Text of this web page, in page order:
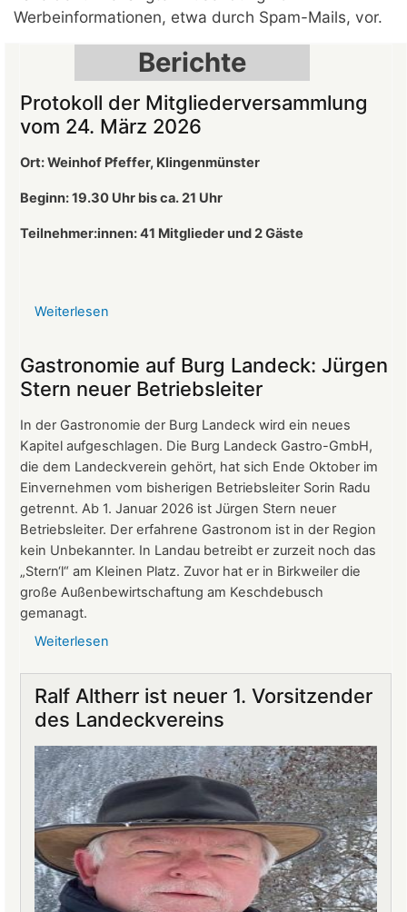
Werbeinformationen, etwa durch Spam-Mails, vor.
Berichte
Protokoll der Mitgliederversammlung
vom 24. März 2026
Ort: Weinhof Pfeffer, Klingenmünster
Beginn: 19.30 Uhr bis ca. 21 Uhr
Teilnehmer:innen: 41 Mitglieder und 2 Gäste
Weiterlesen
der
Mitgliederversammlung
vom
März
2026
Gastronomie auf Burg Landeck: Jürgen
Stern neuer Betriebsleiter
In der Gastronomie der Burg Landeck wird ein neues
Kapitel aufgeschlagen. Die Burg Landeck Gastro-GmbH,
die dem Landeckverein gehört, hat sich Ende Oktober im
Einvernehmen vom bisherigen Betriebsleiter Sorin Radu
getrennt. Ab 1. Januar 2026 ist Jürgen Stern neuer
Betriebsleiter. Der erfahrene Gastronom ist in der Region
kein Unbekannter. In Landau betreibt er zurzeit noch das
„Stern‘l“ am Kleinen Platz. Zuvor hat er in Birkweiler die
große Außenbewirtschaftung am Keschdebusch
gemanagt.
Weiterlesen
Burg
Landeck:
Jürgen
Stern
neuer
Betriebsleiter
Ralf Altherr ist neuer 1. Vorsitzender
des Landeckvereins